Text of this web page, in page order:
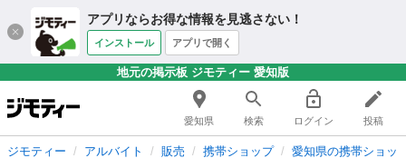
アプリならお得な情報を見逃さない！
インストール アプリで開く
地元の掲示板 ジモティー 愛知版
愛知県 検索 ログイン 投稿
ジモティー アルバイト 販売 携帯ショップ 愛知県の携帯ショッ